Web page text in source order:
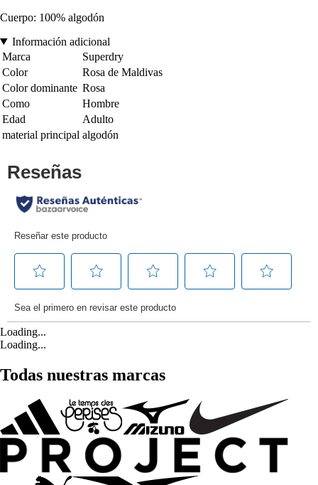
Cuerpo: 100% algodón
Información adicional
Marca
Superdry
Color
Rosa de Maldivas
Color dominante Rosa
Como
Hombre
Edad
Adulto
material principal algodón
Loading...
Loading...
Todas nuestras marcas